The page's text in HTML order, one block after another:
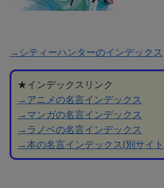
→シティーハンターのインデックス
★インデックスリンク
→アニメの名言インデックス
→マンガの名言インデックス
→ラノベの名言インデックス
→本の名言インデックス(別サイ